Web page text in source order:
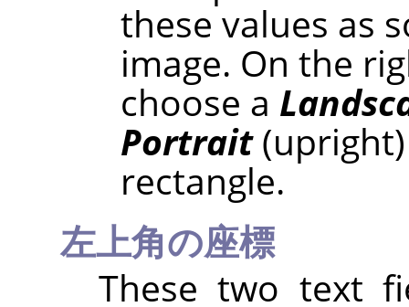
these values as
image. On the
choose a
Portrait
rectangle.
左上角の座標
These two text